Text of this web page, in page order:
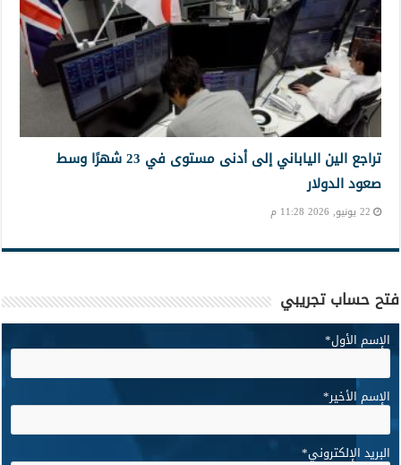
تراجع الين الياباني إلى أدنى مستوى في 23 شهرًا وسط
صعود الدولار
22 يونيو, 2026 11:28 م
فتح حساب تجريبي
الإسم الأول*
الإسم الأخير*
البريد الإلكتروني*